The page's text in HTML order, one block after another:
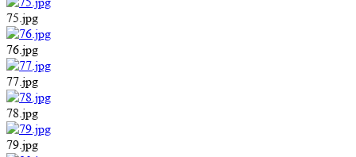
75.jpg
76.jpg
77.jpg
78.jpg
79.jpg